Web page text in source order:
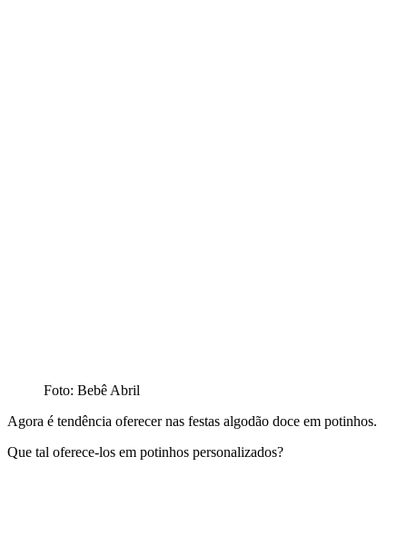
Foto: Bebê Abril
Agora é tendência oferecer nas festas algodão doce em potinhos.
Que tal oferece-los em potinhos personalizados?